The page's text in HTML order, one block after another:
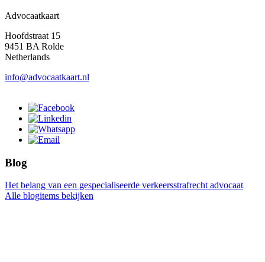
Advocaatkaart
Hoofdstraat 15
9451 BA Rolde
Netherlands
info@advocaatkaart.nl
Blog
Het belang van een gespecialiseerde verkeersstrafrecht advocaat
Alle blogitems bekijken